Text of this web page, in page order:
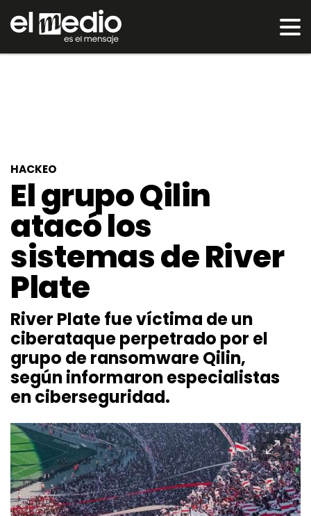
HACKEO
El grupo Qilin
atacó los
sistemas de River
Plate
River Plate fue víctima de un
ciberataque perpetrado por el
grupo de ransomware Qilin,
según informaron especialistas
en ciberseguridad.